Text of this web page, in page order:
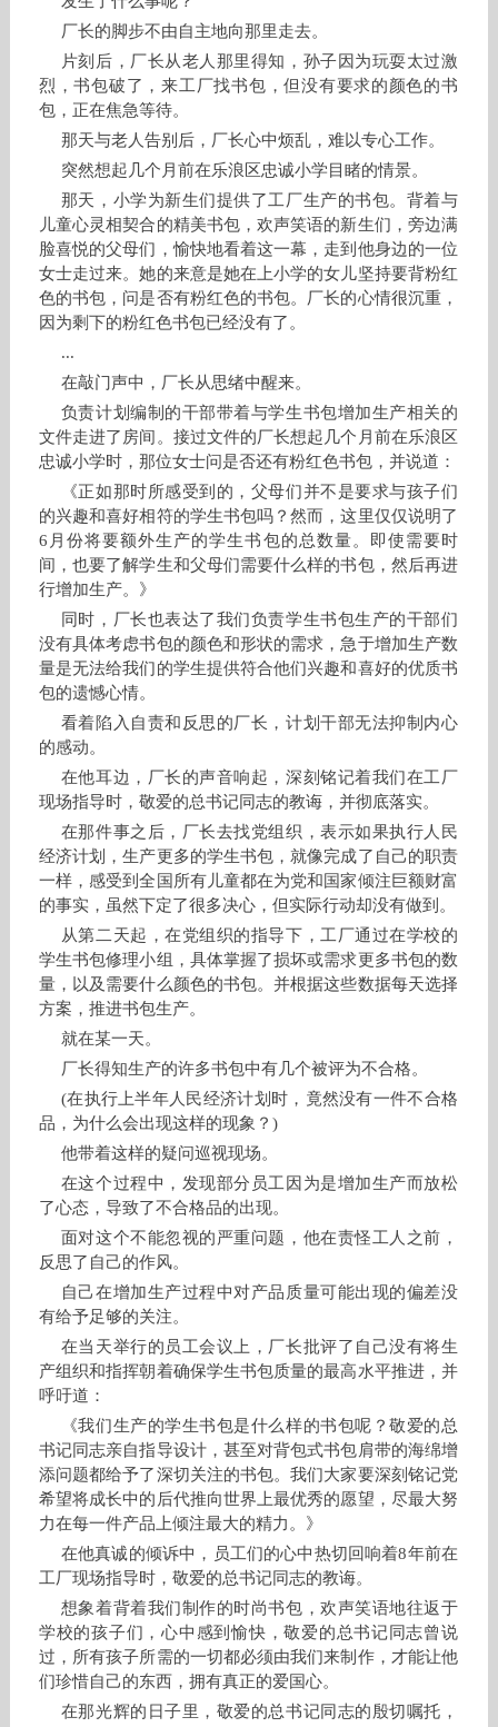
厂长的脚步不由自主地向那里走去。
片刻后，厂长从老人那里得知，孙子因为玩耍太过激
烈，书包破了，来工厂找书包，但没有要求的颜色的书
包，正在焦急等待。
那天与老人告别后，厂长心中烦乱，难以专心工作。
突然想起几个月前在乐浪区忠诚小学目睹的情景。
那天，小学为新生们提供了工厂生产的书包。背着与
儿童心灵相契合的精美书包，欢声笑语的新生们，旁边满
脸喜悦的父母们，愉快地看着这一幕，走到他身边的一位
女士走过来。她的来意是她在上小学的女儿坚持要背粉红
色的书包，问是否有粉红色的书包。厂长的心情很沉重，
因为剩下的粉红色书包已经没有了。
...
在敲门声中，厂长从思绪中醒来。
负责计划编制的干部带着与学生书包增加生产相关的
文件走进了房间。接过文件的厂长想起几个月前在乐浪区
忠诚小学时，那位女士问是否还有粉红色书包，并说道：
《正如那时所感受到的，父母们并不是要求与孩子们
的兴趣和喜好相符的学生书包吗？然而，这里仅仅说明了
6月份将要额外生产的学生书包的总数量。即使需要时
间，也要了解学生和父母们需要什么样的书包，然后再进
行增加生产。》
同时，厂长也表达了我们负责学生书包生产的干部们
没有具体考虑书包的颜色和形状的需求，急于增加生产数
量是无法给我们的学生提供符合他们兴趣和喜好的优质书
包的遗憾心情。
看着陷入自责和反思的厂长，计划干部无法抑制内心
的感动。
在他耳边，厂长的声音响起，深刻铭记着我们在工厂
现场指导时，敬爱的总书记同志的教诲，并彻底落实。
在那件事之后，厂长去找党组织，表示如果执行人民
经济计划，生产更多的学生书包，就像完成了自己的职责
一样，感受到全国所有儿童都在为党和国家倾注巨额财富
的事实，虽然下定了很多决心，但实际行动却没有做到。
从第二天起，在党组织的指导下，工厂通过在学校的
学生书包修理小组，具体掌握了损坏或需求更多书包的数
量，以及需要什么颜色的书包。并根据这些数据每天选择
方案，推进书包生产。
就在某一天。
厂长得知生产的许多书包中有几个被评为不合格。
(在执行上半年人民经济计划时，竟然没有一件不合格
品，为什么会出现这样的现象？)
他带着这样的疑问巡视现场。
在这个过程中，发现部分员工因为是增加生产而放松
了心态，导致了不合格品的出现。
面对这个不能忽视的严重问题，他在责怪工人之前，
反思了自己的作风。
自己在增加生产过程中对产品质量可能出现的偏差没
有给予足够的关注。
在当天举行的员工会议上，厂长批评了自己没有将生
产组织和指挥朝着确保学生书包质量的最高水平推进，并
呼吁道：
《我们生产的学生书包是什么样的书包呢？敬爱的总
书记同志亲自指导设计，甚至对背包式书包肩带的海绵增
添问题都给予了深切关注的书包。我们大家要深刻铭记党
希望将成长中的后代推向世界上最优秀的愿望，尽最大努
力在每一件产品上倾注最大的精力。》
在他真诚的倾诉中，员工们的心中热切回响着8年前在
工厂现场指导时，敬爱的总书记同志的教诲。
想象着背着我们制作的时尚书包，欢声笑语地往返于
学校的孩子们，心中感到愉快，敬爱的总书记同志曾说
过，所有孩子所需的一切都必须由我们来制作，才能让他
们珍惜自己的东西，拥有真正的爱国心。
在那光辉的日子里，敬爱的总书记同志的殷切嘱托，